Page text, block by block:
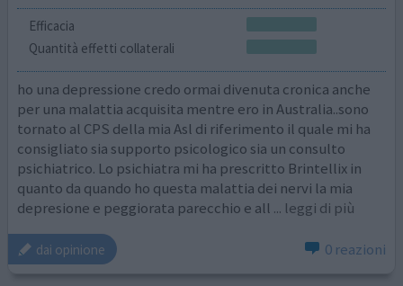
Efficacia
Quantità effetti collaterali
ho una depressione credo ormai divenuta cronica anche
per una malattia acquisita mentre ero in Australia..sono
tornato al CPS della mia Asl di riferimento il quale mi ha
consigliato sia supporto psicologico sia un consulto
psichiatrico. Lo psichiatra mi ha prescritto Brintellix in
quanto da quando ho questa malattia dei nervi la mia
depresione e peggiorata parecchio e all ... leggi di più
dai opinione 0 reazioni